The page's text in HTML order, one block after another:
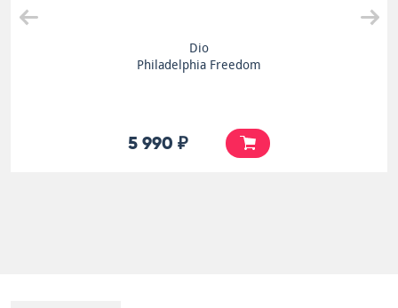
Dio
Philadelphia Freedom
5 990 ₽